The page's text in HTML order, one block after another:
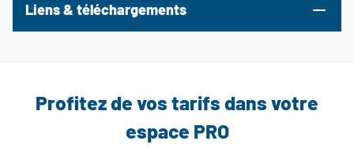
Liens & téléchargements
Profitez de vos tarifs dans votre
espace PRO